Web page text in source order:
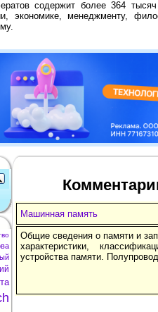
содержит более 364
экономике, менеджменту,
Машинная память
Общие сведения о памяти и
характеристики,
устройства памяти.